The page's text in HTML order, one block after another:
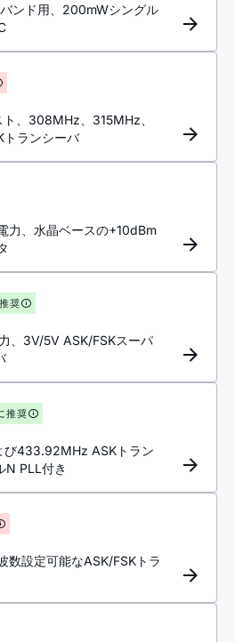
ンド用、200mWシングル
、308MHz、315MHz、
ランシーバ
、水晶ベースの+10dBm
奨
、3V/5V ASK/FSKスーパ
推奨
び433.92MHz ASKトラン
N PLL付き
設定可能なASK/FSKトラ